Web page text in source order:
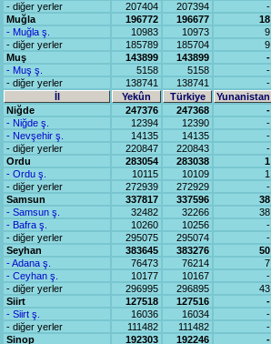
- diğer yerler
207404 207394 -
Muğla
196772 196677 18
- Muğla ş.
10983 10973 9
- diğer yerler
185789 185704 9
Muş
143899 143899 -
- Muş ş.
5158 5158 -
- diğer yerler
138741 138741 -
İl
Yekûn Türkiye Yunanistan
Niğde
247376 247368 -
- Niğde ş.
12394 12390 -
- Nevşehir ş.
14135 14135 -
- diğer yerler
220847 220843 -
Ordu
283054 283038 1
- Ordu ş.
10115 10109 1
- diğer yerler
272939 272929 -
Samsun
337817 337596 38
- Samsun ş.
32482 32266 38
- Bafra ş.
10260 10256 -
- diğer yerler
295075 295074 -
Seyhan
383645 383276 50
- Adana ş.
76473 76214 7
- Ceyhan ş.
10177 10167 -
- diğer yerler
296995 296895 43
Siirt
127518 127516 -
- Siirt ş.
16036 16034 -
- diğer yerler
111482 111482 -
Sinop
192303 192246 -